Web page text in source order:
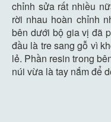
chỉnh sửa rất nhiều
rời nhau hoàn chỉnh
bên dưới bộ gia vị đã
đầu là tre sang gỗ vì
lẻ. Phần resin trong
núi vừa là tay nắm để